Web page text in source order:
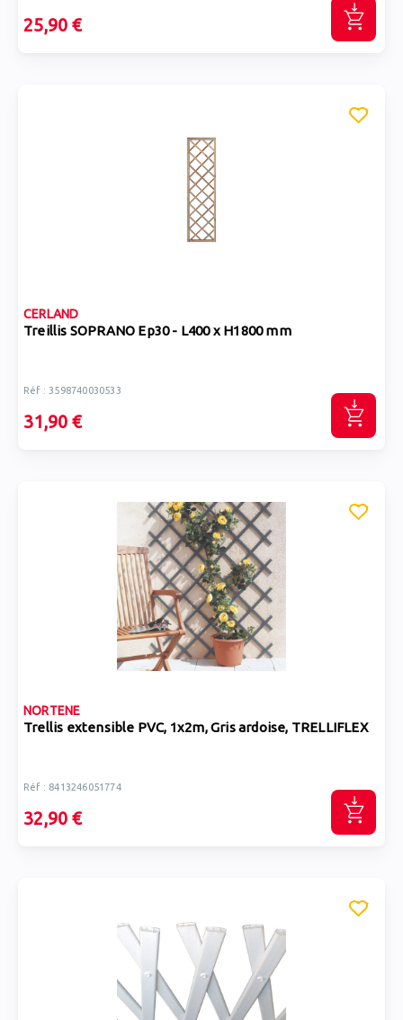
25,90 €
CERLAND
Treillis SOPRANO Ep30 - L400 x H1800 mm
Réf : 3598740030533
31,90 €
NORTENE
Trellis extensible PVC, 1x2m, Gris ardoise, TRELLIFLEX
Réf : 8413246051774
32,90 €